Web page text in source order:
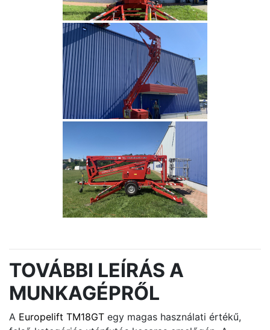
TOVÁBBI LEÍRÁS A
MUNKAGÉPRŐL
A Europelift TM18GT egy magas használati értékű,